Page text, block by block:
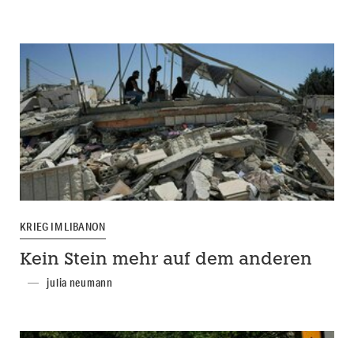
KRIEG IM LIBANON
Kein Stein mehr auf dem anderen
julia neumann